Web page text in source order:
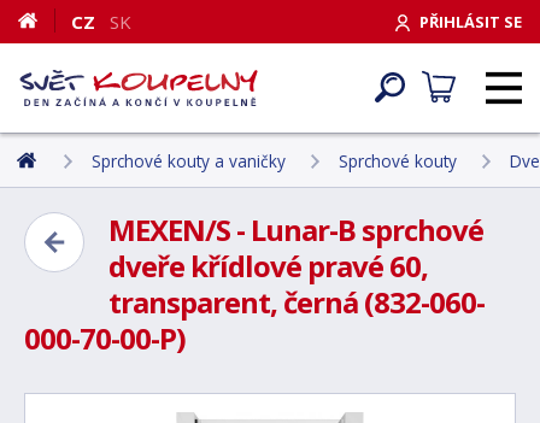
PŘIHLÁSIT SE
CZ SK
Sprchové kouty a vaničky Sprchové kouty
MEXEN/S - Lunar-B sprchové
dveře křídlové pravé 60,
transparent, černá (832-060-
000-70-00-P)